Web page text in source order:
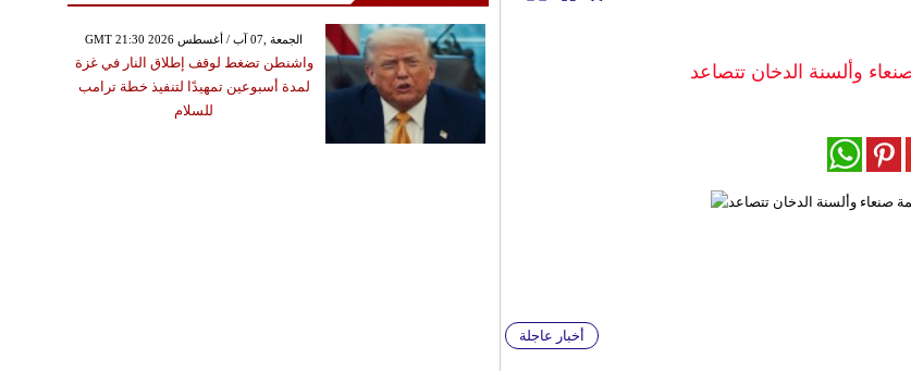
وألسنة الدخان تتصاعد
أخبار عاجلة
GMT 21:30 2026 الجمعة ,07 آب / أغسطس
واشنطن تضغط لوقف إطلاق النار في غزة
لمدة أسبوعين تمهيدًا لتنفيذ خطة ترامب
للسلام